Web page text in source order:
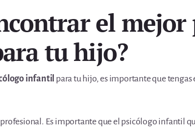
el mejor
tu hijo?
infantil para tu hijo, es importante que tengas
Es importante que el psicólogo infantil